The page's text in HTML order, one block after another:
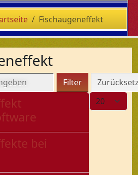
Fischaugeneffekt
Filter
Anzeige #
bei